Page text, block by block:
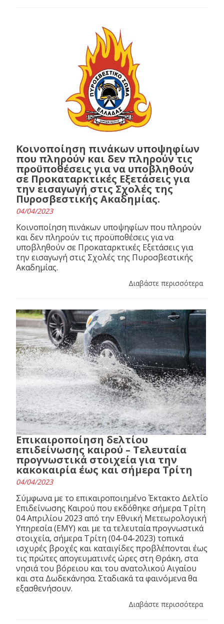
Κοινοποίηση πινάκων υποψηφίων
που πληρούν και δεν πληρούν τις
προϋποθέσεις για να υποβληθούν
σε Προκαταρκτικές Εξετάσεις για
την εισαγωγή στις Σχολές της
Πυροσβεστικής Ακαδημίας.
04/04/2023
Κοινοποίηση πινάκων υποψηφίων που πληρούν
και δεν πληρούν τις προϋποθέσεις για να
υποβληθούν σε Προκαταρκτικές Εξετάσεις για
την εισαγωγή στις Σχολές της Πυροσβεστικής
Ακαδημίας.
Διαβάστε περισσότερα
Επικαιροποίηση δελτίου
επιδείνωσης καιρού – Τελευταία
προγνωστικά στοιχεία για την
κακοκαιρία έως και σήμερα Τρίτη
04/04/2023
Σύμφωνα με το επικαιροποιημένο Έκτακτο Δελτίο
Επιδείνωσης Καιρού που εκδόθηκε σήμερα Τρίτη
04 Απριλίου 2023 από την Εθνική Μετεωρολογική
Υπηρεσία (ΕΜΥ) και με τα τελευταία προγνωστικά
στοιχεία, σήμερα Τρίτη (04-04-2023) τοπικά
ισχυρές βροχές και καταιγίδες προβλέπονται έως
τις πρώτες απογευματινές ώρες στη Θράκη, στα
νησιά του βόρειου και του ανατολικού Αιγαίου
και στα Δωδεκάνησα. Σταδιακά τα φαινόμενα θα
εξασθενήσουν.
Διαβάστε περισσότερα